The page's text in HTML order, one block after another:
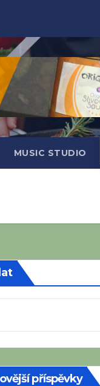
MUSIC STUDIO
příspěvky